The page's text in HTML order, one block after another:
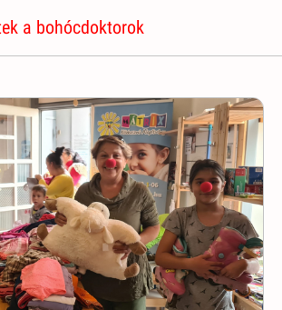
a bohócdoktorok